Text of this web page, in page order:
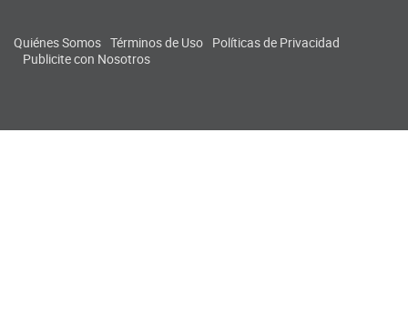
Quiénes Somos Términos de Uso Políticas de Privacidad
Publicite con Nosotros